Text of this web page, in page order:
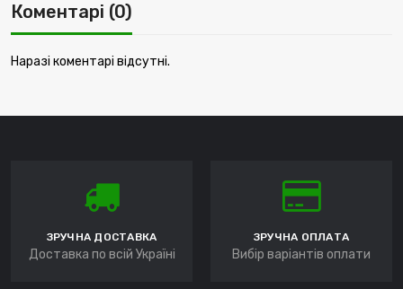
Коментарі (0)
Наразі коментарі відсутні.
ЗРУЧНА ДОСТАВКА
Доставка по всій Україні
ЗРУЧНА ОПЛАТА
Вибір варіантів оплати